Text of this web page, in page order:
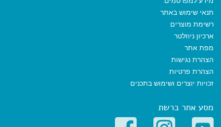
תנאי שימוש באתר
רשימת מוצרים
ארכיון ניוזלטר
מפת אתר
הצהרת נגישות
הצהרת פרטיות
זכויות יוצרים ושימוש בתכנים
מסע אחר ברשת